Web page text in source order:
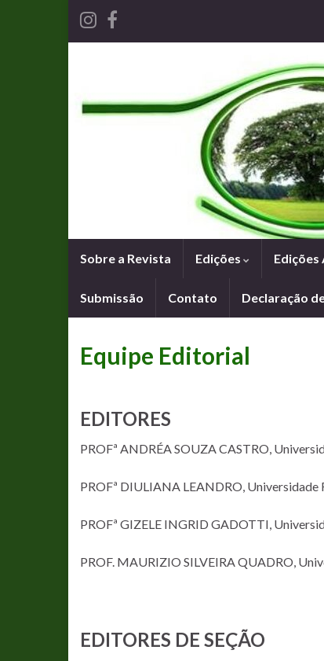
Sobre a Revista Edições
Submissão Contato Declaração
Equipe Editorial
EDITORES
PROFª ANDRÉA SOUZA CASTRO,
PROFª DIULIANA LEANDRO, Universidade
PROFª GIZELE INGRID GADOTTI,
PROF. MAURIZIO SILVEIRA QUADRO,
EDITORES DE SEÇÃO